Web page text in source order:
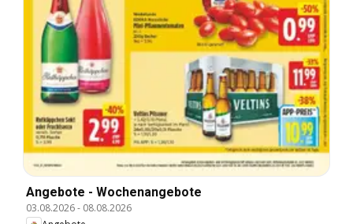
Angebote - Wochenangebote
03.08.2026- 08.08.2026